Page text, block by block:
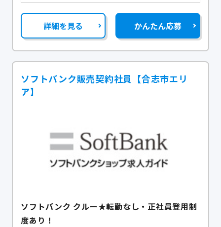
詳細を見る かんたん応募
ソフトバンク販売契約社員【合志市エリ
ア】
ソフトバンク クルー★転勤なし・正社員登用制
度あり！